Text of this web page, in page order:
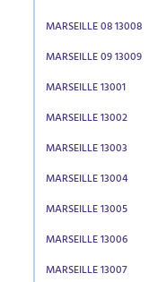
MARSEILLE 08 13008
MARSEILLE 09 13009
MARSEILLE 13001
MARSEILLE 13002
MARSEILLE 13003
MARSEILLE 13004
MARSEILLE 13005
MARSEILLE 13006
MARSEILLE 13007